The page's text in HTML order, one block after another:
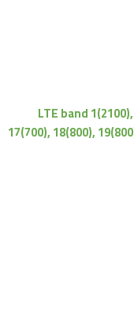
LTE band
17(700), 18(800),